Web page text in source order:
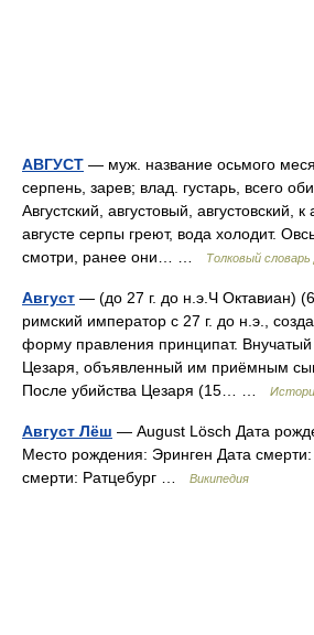
АВГУСТ — муж. название осьмого
серпень, зарев; влад. густарь, всего
Августский, августовый, августовский,
августе серпы греют, вода холодит.
смотри, ранее они… …
Толковый
Август — (до 27 г. до н.э.Ч Октавиан)
римский император с 27 г. до н.э.,
форму правления принципат.
Цезаря, объявленный им приёмным
После убийства Цезаря (15… …
Август Лёш — August Lösch Дата
Место рождения: Эринген Дата
смерти: Ратцебург …
Википедия